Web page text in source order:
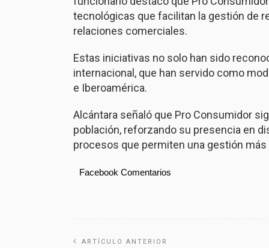
tecnológicas que facilitan la gestión de
relaciones comerciales.
Estas iniciativas no solo han sido
internacional, que han servido como
e Iberoamérica.
Alcántara señaló que Pro Consumidor
población, reforzando su presencia en
procesos que permiten una gestión
Facebook Comentarios
ARTÍCULO ANTERIOR